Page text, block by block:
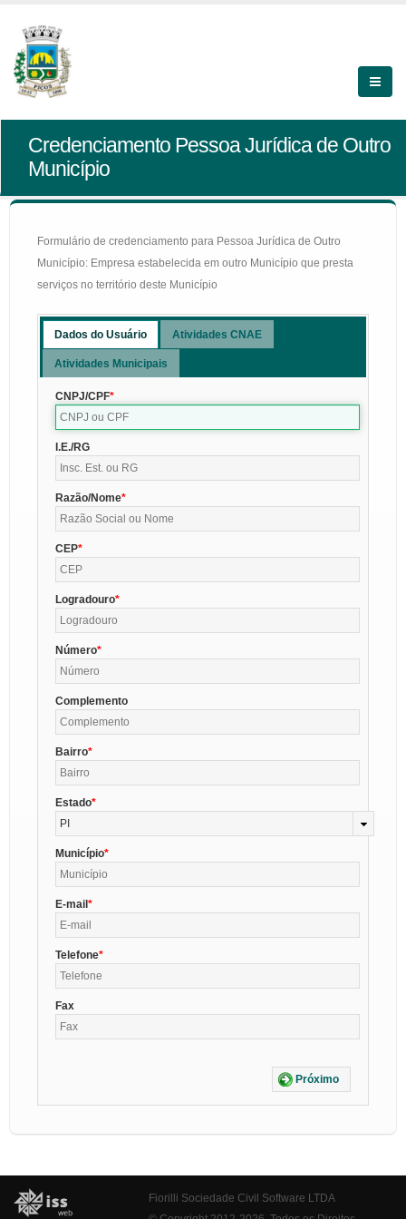
Credenciamento Pessoa Jurídica de Outro
Município
Formulário de credenciamento para Pessoa Jurídica de Outro
Município: Empresa estabelecida em outro Município que presta
serviços no território deste Município
Dados do Usuário Atividades CNAE
Atividades Municipais
CNPJ/CPF
I.E./RG
Razão/Nome
CEP
Logradouro
Número
Complemento
Bairro
Estado
PI
Município
E-mail
Telefone
Fax
Próximo
Fiorilli Sociedade Civil Software LTDA